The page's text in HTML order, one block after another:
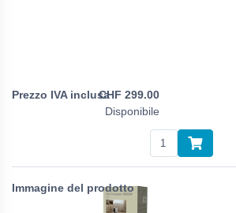
CHF 299.00
Disponibile